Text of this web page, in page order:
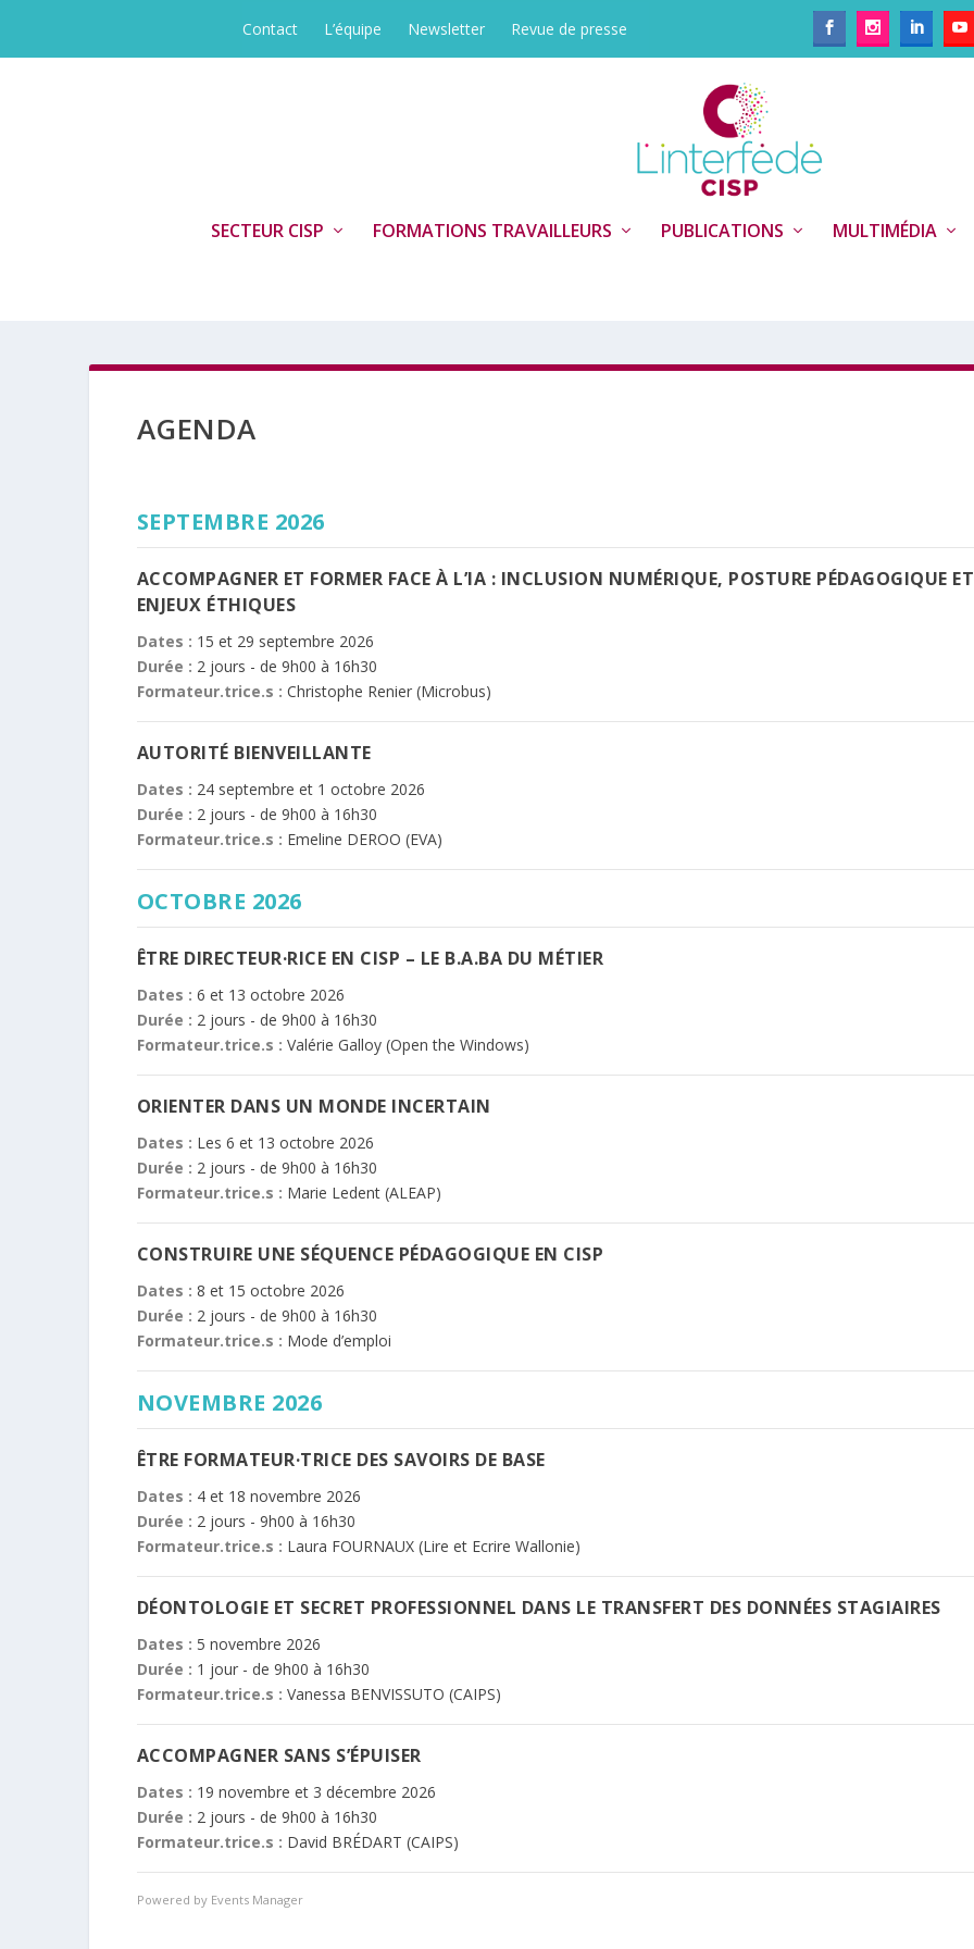
Contact L’équipe Newsletter Revue de presse
SECTEUR CISP FORMATIONS TRAVAILLEURS PUBLICATIONS MULTIMÉDIA
AGENDA
SEPTEMBRE 2026
ACCOMPAGNER ET FORMER FACE À L’IA : INCLUSION NUMÉRIQUE, POSTURE PÉDAGOGIQUE ET
ENJEUX ÉTHIQUES
Dates : 15 et 29 septembre 2026
Durée : 2 jours - de 9h00 à 16h30
Formateur.trice.s : Christophe Renier (Microbus)
AUTORITÉ BIENVEILLANTE
Dates : 24 septembre et 1 octobre 2026
Durée : 2 jours - de 9h00 à 16h30
Formateur.trice.s : Emeline DEROO (EVA)
OCTOBRE 2026
ÊTRE DIRECTEUR·RICE EN CISP – LE B.A.BA DU MÉTIER​
Dates : 6 et 13 octobre 2026
Durée : 2 jours - de 9h00 à 16h30
Formateur.trice.s : Valérie Galloy (Open the Windows)
ORIENTER DANS UN MONDE INCERTAIN
Dates : Les 6 et 13 octobre 2026
Durée : 2 jours - de 9h00 à 16h30
Formateur.trice.s : Marie Ledent (ALEAP)
CONSTRUIRE UNE SÉQUENCE PÉDAGOGIQUE EN CISP
Dates : 8 et 15 octobre 2026
Durée : 2 jours - de 9h00 à 16h30
Formateur.trice.s : Mode d’emploi
NOVEMBRE 2026
ÊTRE FORMATEUR·TRICE DES SAVOIRS DE BASE
Dates : 4 et 18 novembre 2026
Durée : 2 jours - 9h00 à 16h30
Formateur.trice.s : Laura FOURNAUX (Lire et Ecrire Wallonie)
DÉONTOLOGIE ET SECRET PROFESSIONNEL DANS LE TRANSFERT DES DONNÉES STAGIAIRES
Dates : 5 novembre 2026
Durée : 1 jour - de 9h00 à 16h30
Formateur.trice.s : Vanessa BENVISSUTO (CAIPS)
ACCOMPAGNER SANS S’ÉPUISER
Dates : 19 novembre et 3 décembre 2026
Durée : 2 jours - de 9h00 à 16h30
Formateur.trice.s : David BRÉDART (CAIPS)
Powered by Events Manager